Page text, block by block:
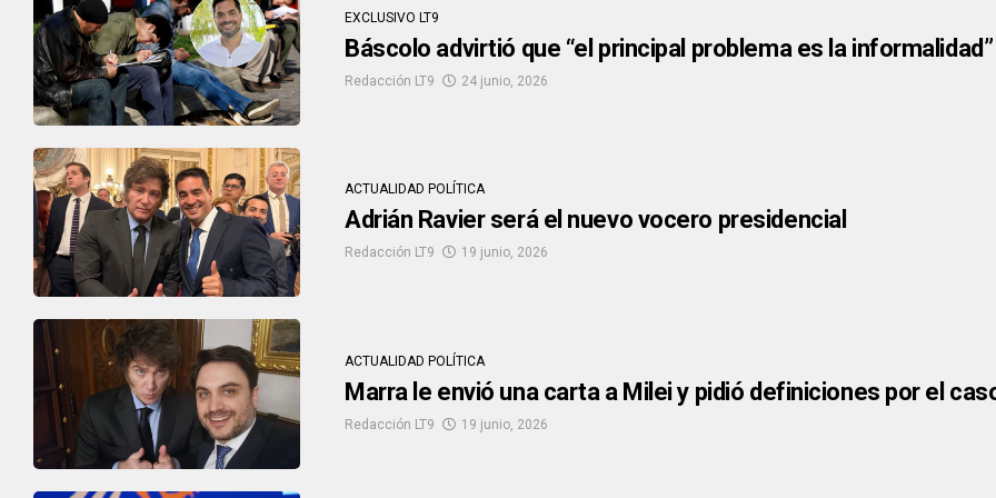
EXCLUSIVO LT9
Báscolo advirtió que “el principal problema es la informalidad”
Redacción LT9 24 junio, 2026
ACTUALIDAD POLÍTICA
Adrián Ravier será el nuevo vocero presidencial
Redacción LT9 19 junio, 2026
ACTUALIDAD POLÍTICA
Marra le envió una carta a Milei y pidió definiciones por el
Redacción LT9 19 junio, 2026